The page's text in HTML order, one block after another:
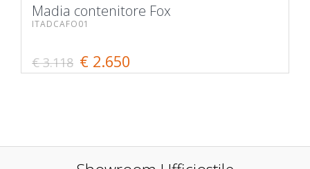
Madia contenitore Fox
ITADCAFO01
€ 3.118 € 2.650